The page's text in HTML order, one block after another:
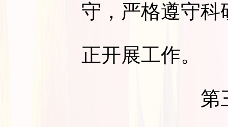
守，严格遵守
正开展工作。
第